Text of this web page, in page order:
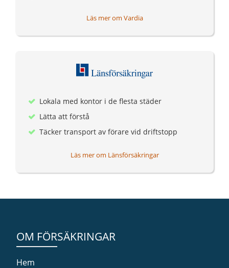
Läs mer om Vardia
Lokala med kontor i de flesta städer
Lätta att förstå
Täcker transport av förare vid driftstopp
Läs mer om Länsförsäkringar
OM FÖRSÄKRINGAR
Hem